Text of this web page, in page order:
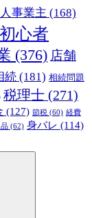
事業主 (168)
初心者
(376) 店舗
続 (181) 相続問題
税理士 (271)
(127) 節税 (60) 経費
(62) 身バレ (114)